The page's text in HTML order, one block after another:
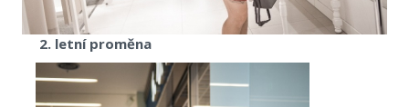
2. letní proměna